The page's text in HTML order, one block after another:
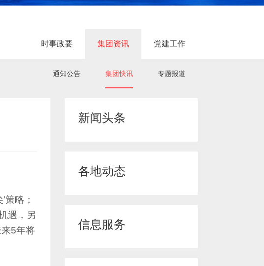
时事政要 集团资讯
通知公告 集团快讯 专题报道
党建工作
新闻头条
各地动态
信息服务